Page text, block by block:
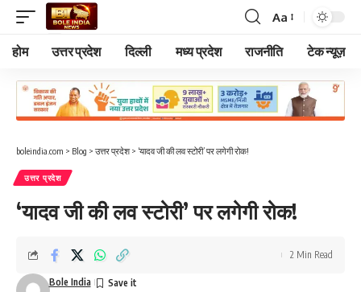
Font
Resizer
Aa
होम उत्तर प्रदेश दिल्ली मध्य प्रदेश राजनीति टेक न्यूज़
boleindia.com > Blog > उत्तर प्रदेश> ‘यादव जी की लव स्टोरी’ पर लगेगी रोक!
उत्तर प्रदेश
‘यादव जी की लव स्टोरी’ पर लगेगी रोक!
Bole India
2 Min Read